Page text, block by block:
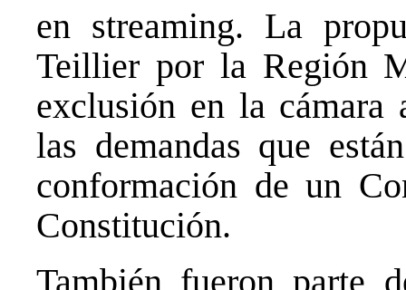
en streaming. La
Teillier por la Región
exclusión en la cámara
las demandas que
conformación de un
Constitución.
También fueron parte